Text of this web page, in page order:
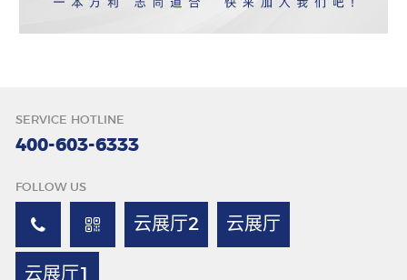
SERVICE HOTLINE
400-603-6333
FOLLOW US
云展厅2 云展厅
云展厅1